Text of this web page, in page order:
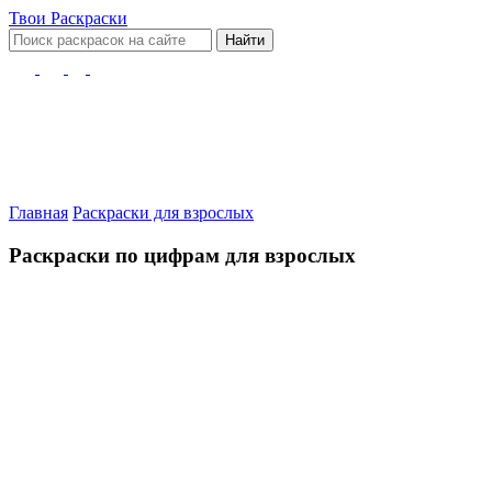
Твои Раскраски
Найти
Главная Раскраски для взрослых
Раскраски по цифрам для взрослых